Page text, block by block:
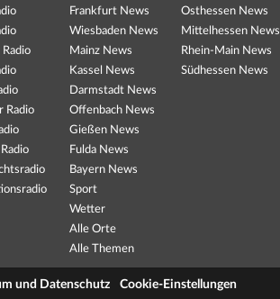
Radio
Frankfurt News
Wiesbaden News
Mainz News
Kassel News
Darmstadt News
Offenbach News
Gießen News
Fulda News
Bayern News
Sport
Wetter
Alle Orte
Alle Themen
Osthessen News
Mittelhessen News
Rhein-Main News
Südhessen News
und Datenschutz Cookie-Einstellungen